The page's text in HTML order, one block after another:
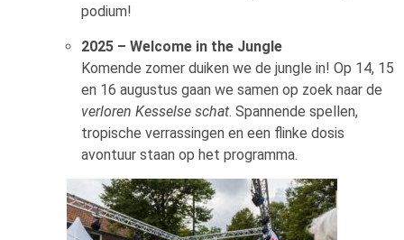
podium!
2025 – Welcome in the Jungle
Komende zomer duiken we de jungle in! Op 14, 15
en 16 augustus gaan we samen op zoek naar de
verloren Kesselse schat. Spannende spellen,
tropische verrassingen en een flinke dosis
avontuur staan op het programma.